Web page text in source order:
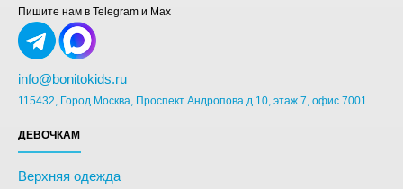
Пишите нам в Telegram и Max
info@bonitokids.ru
115432, Город Москва, Проспект Андропова д.10, этаж 7, офис 7001
ДЕВОЧКАМ
Верхняя одежда